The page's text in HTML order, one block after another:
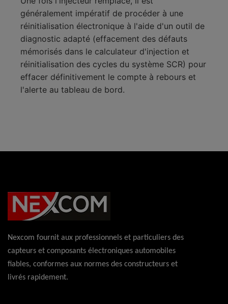
généralement impératif de procéder à une
réinitialisation électronique à l'aide d'un outil de
diagnostic adapté (effacement des défauts
mémorisés dans le calculateur d'injection et
réinitialisation des cycles du système SCR) pour
effacer définitivement le compte à rebours et
l'alerte au tableau de bord.
Nexcom fournit aux professionnels et particuliers des
capteurs et composants électroniques automobiles
fiables, conformes aux normes des constructeurs et
livrés rapidement.